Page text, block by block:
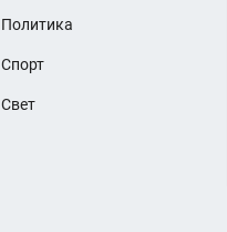
Политика
Спорт
Свет